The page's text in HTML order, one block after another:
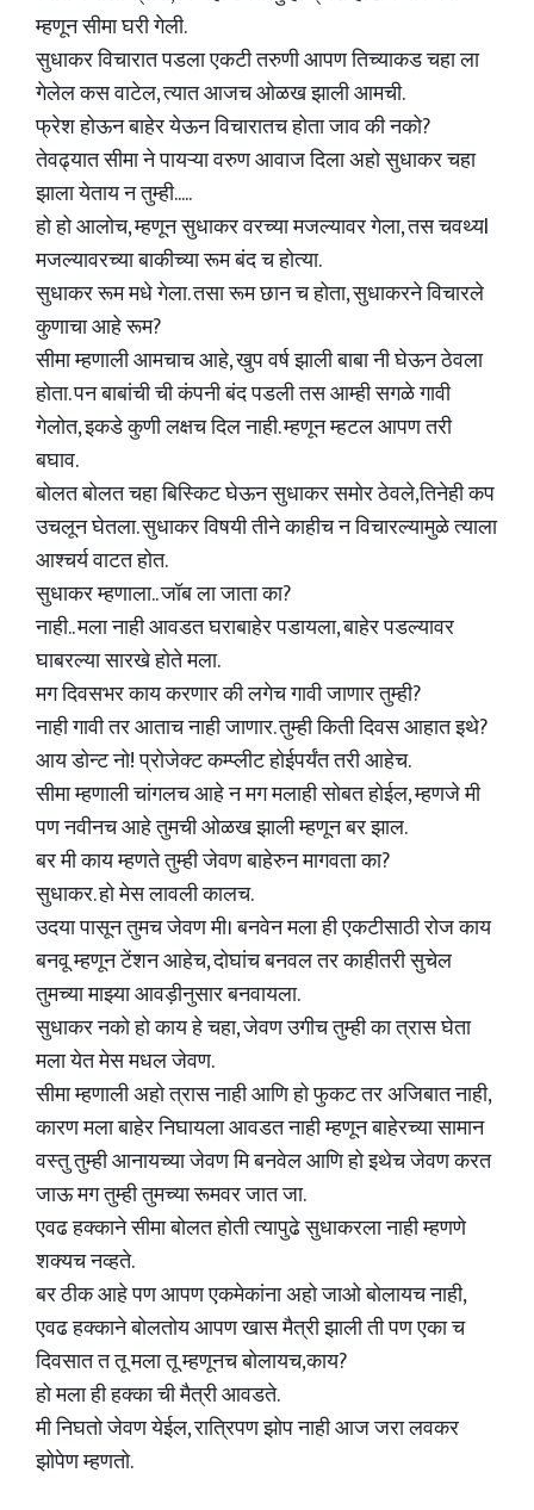
म्हणून सीमा घरी गेली.
सुधाकर विचारात पडला एकटी तरुणी आपण तिच्याकड चहा ला
गेलेल कस वाटेल, त्यात आजच ओळख झाली आमची.
फ्रेश होऊन बाहेर येऊन विचारातच होता जाव की नको?
तेवढ्यात सीमा ने पायऱ्या वरुण आवाज दिला अहो सुधाकर चहा
झाला येताय न तुम्ही.....
हो हो आलोच, म्हणून सुधाकर वरच्या मजल्यावर गेला, तस चवथ्यl
मजल्यावरच्या बाकीच्या रूम बंद च होत्या.
सुधाकर रूम मधे गेला. तसा रूम छान च होता, सुधाकरने विचारले
कुणाचा आहे रूम?
सीमा म्हणाली आमचाच आहे, खुप वर्ष झाली बाबा नी घेऊन ठेवला
होता. पन बाबांची ची कंपनी बंद पडली तस आम्ही सगळे गावी
गेलोत, इकडे कुणी लक्षच दिल नाही. म्हणून म्हटल आपण तरी
बघाव.
बोलत बोलत चहा बिस्किट घेऊन सुधाकर समोर ठेवले,तिनेही कप
उचलून घेतला. सुधाकर विषयी तीने काहीच न विचारल्यामुळे त्याला
आश्चर्य वाटत होत.
सुधाकर म्हणाला.. जॉब ला जाता का?
नाही.. मला नाही आवडत घराबाहेर पडायला, बाहेर पडल्यावर
घाबरल्या सारखे होते मला.
मग दिवसभर काय करणार की लगेच गावी जाणार तुम्ही?
नाही गावी तर आताच नाही जाणार. तुम्ही किती दिवस आहात इथे?
आय डोन्ट नो! प्रोजेक्ट कम्प्लीट होईपर्यंत तरी आहेच.
सीमा म्हणाली चांगलच आहे न मग मलाही सोबत होईल, म्हणजे मी
पण नवीनच आहे तुमची ओळख झाली म्हणून बर झाल.
बर मी काय म्हणते तुम्ही जेवण बाहेरुन मागवता का?
सुधाकर. हो मेस लावली कालच.
उदया पासून तुमच जेवण मी। बनवेन मला ही एकटीसाठी रोज काय
बनवू म्हणून टेंशन आहेच, दोघांच बनवल तर काहीतरी सुचेल
तुमच्या माझ्या आवड़ीनुसार बनवायला.
सुधाकर नको हो काय हे चहा, जेवण उगीच तुम्ही का त्रास घेता
मला येत मेस मधल जेवण.
सीमा म्हणाली अहो त्रास नाही आणि हो फुकट तर अजिबात नाही,
कारण मला बाहेर निघायला आवडत नाही म्हणून बाहेरच्या सामान
वस्तु तुम्ही आनायच्या जेवण मि बनवेल आणि हो इथेच जेवण करत
जाऊ मग तुम्ही तुमच्या रूमवर जात जा.
एवढ हक्काने सीमा बोलत होती त्यापुढे सुधाकरला नाही म्हणणे
शक्यच नव्हते.
बर ठीक आहे पण आपण एकमेकांना अहो जाओ बोलायच नाही,
एवढ हक्काने बोलतोय आपण खास मैत्री झाली ती पण एका च
दिवसात त तू मला तू म्हणूनच बोलायच,काय?
हो मला ही हक्का ची मैत्री आवडते.
मी निघतो जेवण येईल, रात्रिपण झोप नाही आज जरा लवकर
झोपेण म्हणतो.